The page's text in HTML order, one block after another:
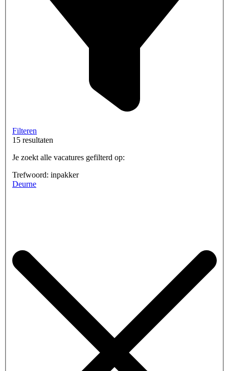
Filteren
15 resultaten
Je zoekt alle vacatures gefilterd op:
Trefwoord: inpakker
Deurne